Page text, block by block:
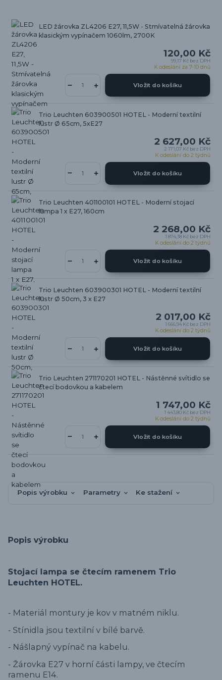
LED žárovka ZL4206 E27, 11,5W - Stmívatelná žárovka
klasickým vypínačem 1060lm, 2700K
120,00 Kč
99,17 Kč bez DPH
K odeslání za 7-10 dnů
Vložit do košíku
Trio Leuchten 603900501 HOTEL - Moderní textilní
lustr Ø 65cm, 5xE27
2 627,00 Kč
2 171,07 Kč bez DPH
K odeslání do 2 týdnů
Vložit do košíku
Trio Leuchten 401100101 HOTEL - Moderní stojací
lampa 1 x E27, 160cm
2 268,00 Kč
1 874,38 Kč bez DPH
K odeslání do 2 týdnů
Vložit do košíku
Trio Leuchten 603900301 HOTEL - Moderní textilní
lustr Ø 50cm, 3 x E27
2 017,00 Kč
1 666,94 Kč bez DPH
K odeslání do 2 týdnů
Vložit do košíku
Trio Leuchten 271170201 HOTEL - Nástěnné svítidlo se
čtecí bodovkou a kabelem
1 747,00 Kč
1 443,80 Kč bez DPH
K odeslání do 2 týdnů
Vložit do košíku
Popis výrobku Parametry Ke stažení
Popis výrobku
Stojací lampa se čtecím ramenem Trio
Leuchten HOTEL.
- Materiál montury je kov v matném niklu.
- Stínidla jsou textilní v bílé barvě.
- Nášlapný vypínač na kabelu.
- Žárovka E27 v horní části lampy, ve čtecím
ramenu E14.